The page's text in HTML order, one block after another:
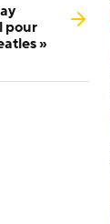
pour
»